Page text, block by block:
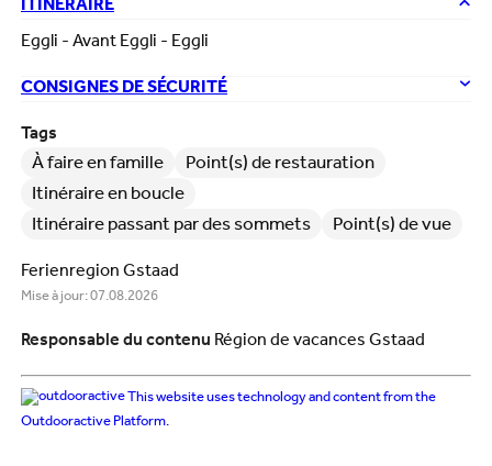
Tags
À faire en famille
Point(s) de restauration
Itinéraire en boucle
Itinéraire passant par des sommets
Point(s) de vue
Ferienregion Gstaad
Mise à jour: 07.08.2026
Responsable du contenu Région de vacances Gstaad
This website uses technology and content from the
Outdooractive Platform.
ITINÉRAIRE
Eggli - Avant Eggli - Eggli
CONSIGNES DE SÉCURITÉ